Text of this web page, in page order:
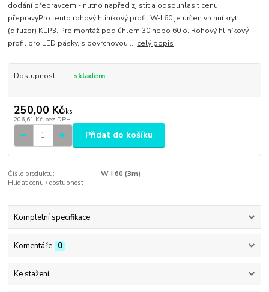
dodání přepravcem - nutno napřed zjistit a odsouhlasit cenu
přepravyPro tento rohový hliníkový profil W-I 60 je určen vrchní kryt
(difuzor) KLP3. Pro montáž pod úhlem 30 nebo 60 o. Rohový hliníkový
profil pro LED pásky, s povrchovou ... celý popis
Dostupnost skladem
250,00 Kč/ks
206,61 Kč bez DPH
Přidat do košíku
Číslo produktu:
W-I 60 (3m)
Hlídat cenu / dostupnost
Kompletní specifikace
Komentáře 0
Ke stažení